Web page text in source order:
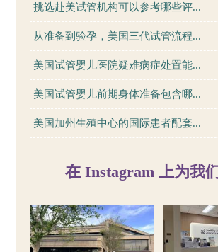
挑选赴美试管机构可以参考哪些评...
从准备到验孕，美国三代试管流程...
美国试管婴儿医院疑难病症处置能...
美国试管婴儿前期身体准备包含哪...
美国加州生殖中心的国际患者配套...
在 Instagram 上为我